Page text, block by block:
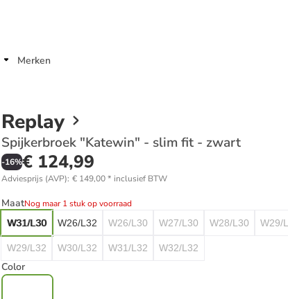
Merken
Replay
Spijkerbroek "Katewin" - slim fit - zwart
-16%€ 124,99
Adviesprijs (AVP): € 149,00* inclusief BTW
MaatNog maar 1 stuk op voorraad
W31/L30
W26/L32 W26/L30 W27/L30 W28/L30 W29/
W29/L32 W30/L32 W31/L32 W32/L32
Color